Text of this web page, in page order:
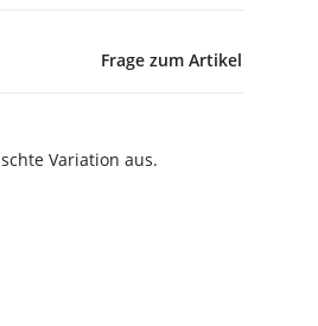
Frage zum Artikel
Variation aus.